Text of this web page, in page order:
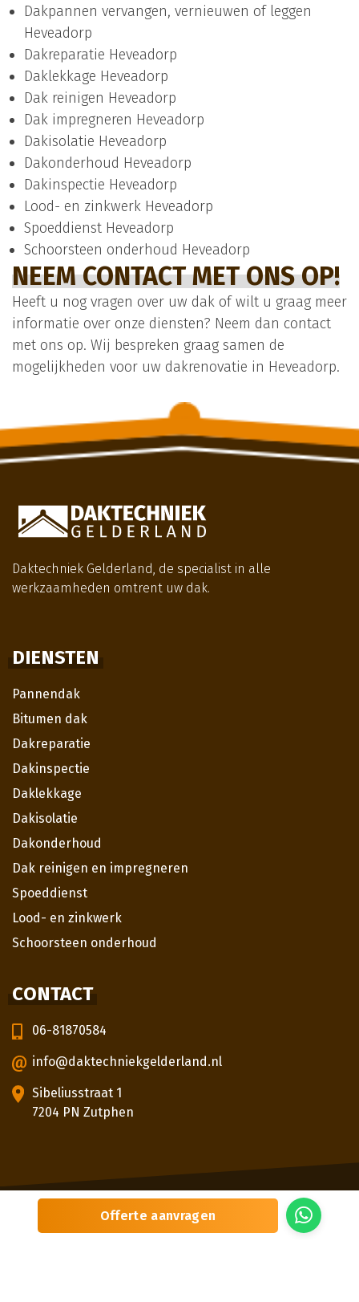
Offerte aanvragen
Dakpannen vervangen, vernieuwen of leggen
Heveadorp
Dakreparatie Heveadorp
Daklekkage Heveadorp
Dak reinigen Heveadorp
Dak impregneren Heveadorp
Dakisolatie Heveadorp
Dakonderhoud Heveadorp
Dakinspectie Heveadorp
Lood- en zinkwerk Heveadorp
Spoeddienst Heveadorp
Schoorsteen onderhoud Heveadorp
NEEM CONTACT MET ONS OP!
Heeft u nog vragen over uw dak of wilt u graag meer
informatie over onze diensten? Neem dan contact
met ons op. Wij bespreken graag samen de
mogelijkheden voor uw dakrenovatie in Heveadorp.
Daktechniek Gelderland, de specialist in alle
werkzaamheden omtrent uw dak.
DIENSTEN
Pannendak
Bitumen dak
Dakreparatie
Dakinspectie
Daklekkage
Dakisolatie
Dakonderhoud
Dak reinigen en impregneren
Spoeddienst
Lood- en zinkwerk
Schoorsteen onderhoud
CONTACT
06-81870584
info@daktechniekgelderland.nl
Sibeliusstraat 1
7204 PN Zutphen
© 2026